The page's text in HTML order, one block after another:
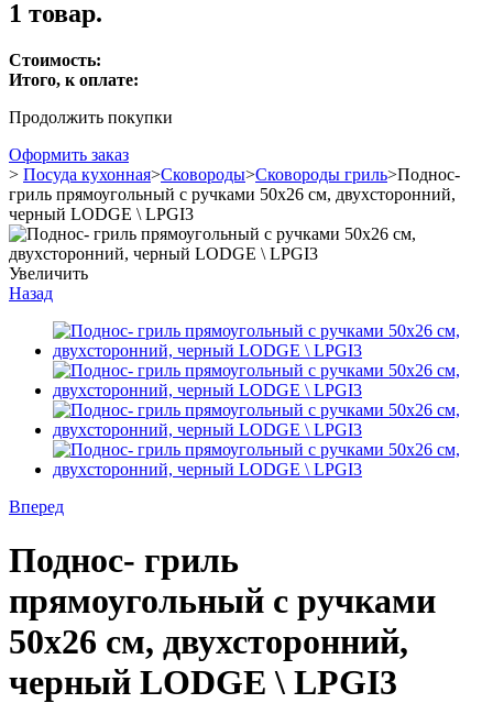
1 товар.
Стоимость:
Итого, к оплате:
Продолжить покупки
Оформить заказ
> Посуда кухонная>Сковороды>Сковороды гриль>Поднос-
гриль прямоугольный с ручками 50x26 см, двухсторонний,
черный LODGE \ LPGI3
Увеличить
Назад
Вперед
Поднос- гриль
прямоугольный с ручками
50x26 см, двухсторонний,
черный LODGE \ LPGI3